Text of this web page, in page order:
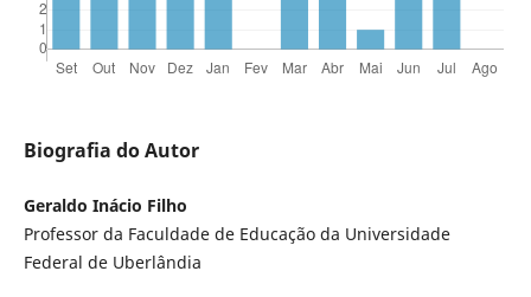
Biografia do Autor
Geraldo Inácio Filho
Professor da Faculdade de Educação da Universidade
Federal de Uberlândia